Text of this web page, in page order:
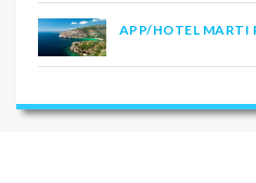
APP/HOTEL MARTI